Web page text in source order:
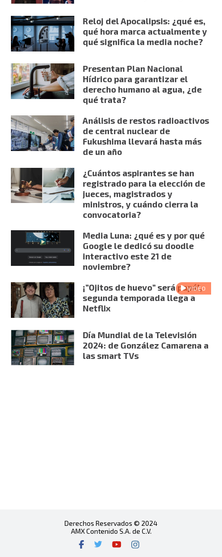
Reloj del Apocalipsis: ¿qué es,
qué hora marca actualmente y
qué significa la media noche?
Presentan Plan Nacional
Hídrico para garantizar el
derecho humano al agua, ¿de
qué trata?
Análisis de restos radioactivos
de central nuclear de
Fukushima llevará hasta más
de un año
¿Cuántos aspirantes se han
registrado para la elección de
jueces, magistrados y
ministros, y cuándo cierra la
convocatoria?
Media Luna: ¿qué es y por qué
Google le dedicó su doodle
interactivo este 21 de
noviembre?
VIDEO
¡”Ojitos de huevo” será papá!,
segunda temporada llega a
Netflix
Día Mundial de la Televisión
2024: de González Camarena a
las smart TVs
Derechos Reservados © 2024
AMX Contenido S.A. de C.V.